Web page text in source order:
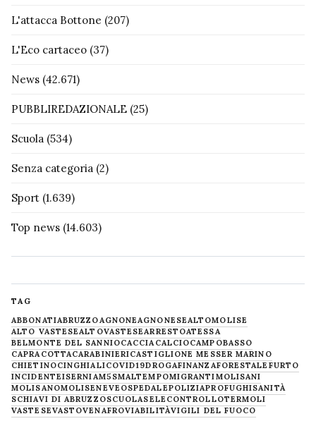
L'attacca Bottone (207)
L'Eco cartaceo (37)
News (42.671)
PUBBLIREDAZIONALE (25)
Scuola (534)
Senza categoria (2)
Sport (1.639)
Top news (14.603)
TAG
ABBONATIABRUZZOAGNONEAGNONESEALTOMOLISE
ALTO VASTESEALTOVASTESEARRESTOATESSA
BELMONTE DEL SANNIOCACCIA CALCIOCAMPOBASSO
CAPRACOTTACARABINIERICASTIGLIONE MESSER MARINO
CHIETINOCINGHIALICOVID19DROGAFINANZAFORESTALE FURTO
INCIDENTEISERNIAM5SMALTEMPOMIGRANTIMOLISANI
MOLISANOMOLISENEVE OSPEDALEPOLIZIAPROFUGHISANITÀ
SCHIAVI DI ABRUZZOSCUOLASELECONTROLLOTERMOLI
VASTESEVASTOVENAFROVIABILITÀVIGILI DEL FUOCO